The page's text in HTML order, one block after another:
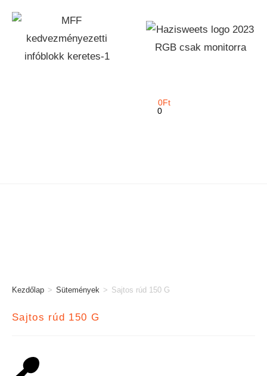
0Ft
0
Kezdőlap > Sütemények > Sajtos rúd 150 G
Sajtos rúd 150 G